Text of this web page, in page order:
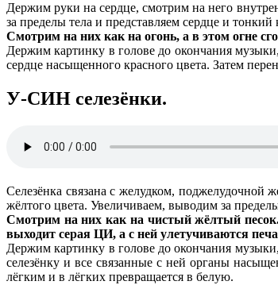
Держим руки на сердце, смотрим на него
за пределы тела и представляем сердце и
Смотрим на них как на огонь, а в этом огне
Держим картинку в голове до окончания
сердце насыщенного красного цвета. Затем
У-СИН селезёнки.
Селезёнка связана с желудком, поджелудочной
жёлтого цвета. Увеличиваем, выводим за
Смотрим на них как на чистый жёлтый
выходит серая ЦИ, а с ней улетучиваются
Держим картинку в голове до окончания
селезёнку и все связанные с ней органы
лёгким и в лёгких превращается в белую.